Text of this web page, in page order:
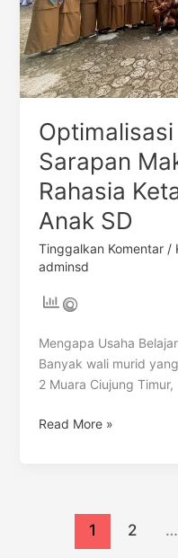
Sarapan
Rahasia
Anak SD
Tinggalkan Komentar /
adminsd
Mengapa Usaha
Banyak wali murid
2 Muara Ciujung Timur,
Kognitif
Anak
SD
Read More »
1 2 …